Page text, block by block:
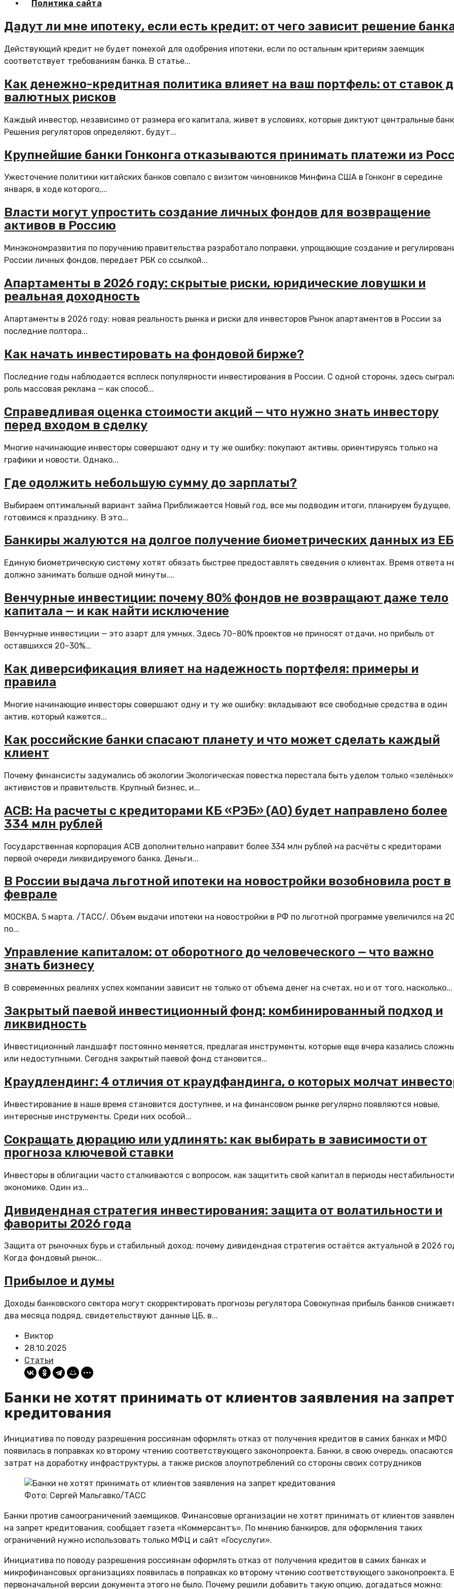
Политика сайта
Дадут ли мне ипотеку, если есть кредит: от чего зависит решение
Действующий кредит не будет помехой для одобрения ипотеки, если по остальным критериям заемщик
соответствует требованиям банка. В статье...
Как денежно-кредитная политика влияет на ваш портфель: от ставок
валютных рисков
Каждый инвестор, независимо от размера его капитала, живет в условиях, которые диктуют центральные
Решения регуляторов определяют, будут...
Крупнейшие банки Гонконга отказываются принимать платежи из
Ужесточение политики китайских банков совпало с визитом чиновников Минфина США в Гонконг в середине
января, в ходе которого,...
Власти могут упростить создание личных фондов для возвращение
активов в Россию
Минэкономразвития по поручению правительства разработало поправки, упрощающие создание и
России личных фондов, передает PБК со ссылкой...
Апартаменты в 2026 году: скрытые риски, юридические ловушки и
реальная доходность
Апартаменты в 2026 году: новая реальность рынка и риски для инвесторов Рынок апартаментов в России за
последние полтора...
Как начать инвестировать на фондовой бирже?
Последние годы наблюдается всплеск популярности инвестирования в России. С одной стороны, здесь
роль массовая реклама — как способ...
Справедливая оценка стоимости акций — что нужно знать инвестору
перед входом в сделку
Многие начинающие инвесторы совершают одну и ту же ошибку: покупают активы, ориентируясь только на
графики и новости. Однако...
Где одолжить небольшую сумму до зарплаты?
Выбираем оптимальный вариант займа Приближается Новый год, все мы подводим итоги, планируем будущее,
готовимся к празднику. В это...
Банкиры жалуются на долгое получение биометрических данных из
Единую биометрическую систему хотят обязать быстрее предоставлять сведения о клиентах. Время ответа
должно занимать больше одной минуты....
Венчурные инвестиции: почему 80% фондов не возвращают даже тело
капитала — и как найти исключение
Венчурные инвестиции — это азарт для умных. Здесь 70–80% проектов не приносят отдачи, но прибыль от
оставшихся 20–30%...
Как диверсификация влияет на надежность портфеля: примеры и
правила
Многие начинающие инвесторы совершают одну и ту же ошибку: вкладывают все свободные средства в один
актив, который кажется...
Как российские банки спасают планету и что может сделать каждый
клиент
Почему финансисты задумались об экологии Экологическая повестка перестала быть уделом только «зелёных»
активистов и правительств. Крупный бизнес, и...
АСВ: На расчеты с кредиторами КБ «РЭБ» (АО) будет направлено более
334 млн рублей
Государственная корпорация АСВ дополнительно направит более 334 млн рублей на расчёты с кредиторами
первой очереди ликвидируемого банка. Деньги...
В России выдача льготной ипотеки на новостройки возобновила рост в
феврале
МОСКВА, 5 марта. /ТАСС/. Объем выдачи ипотеки на новостройки в РФ по льготной программе увеличился на
по...
Управление капиталом: от оборотного до человеческого — что важно
знать бизнесу
В современных реалиях успех компании зависит не только от объема денег на счетах, но и от того, насколько...
Закрытый паевой инвестиционный фонд: комбинированный подход и
ликвидность
Инвестиционный ландшафт постоянно меняется, предлагая инструменты, которые еще вчера казались
или недоступными. Сегодня закрытый паевой фонд становится...
Краудлендинг: 4 отличия от краудфандинга, о которых молчат
Инвестирование в наше время становится доступнее, и на финансовом рынке регулярно появляются новые,
интересные инструменты. Среди них особой...
Сокращать дюрацию или удлинять: как выбирать в зависимости от
прогноза ключевой ставки
Инвесторы в облигации часто сталкиваются с вопросом, как защитить свой капитал в периоды
экономике. Один из...
Дивидендная стратегия инвестирования: защита от волатильности и
фавориты 2026 года
Защита от рыночных бурь и стабильный доход: почему дивидендная стратегия остаётся актуальной в 2026
Когда фондовый рынок...
Прибылое и думы
Доходы банковского сектора могут скорректировать прогнозы регулятора Совокупная прибыль банков
два месяца подряд, свидетельствуют данные ЦБ, в...
Виктор
28.10.2025
Статьи
Банки не хотят принимать от клиентов заявления на запрет
кредитования
Инициатива по поводу разрешения россиянам оформлять отказ от получения кредитов в самих банках и МФО
появилась в поправках ко второму чтению соответствующего законопроекта. Банки, в свою очередь, опасаются
затрат на доработку инфраструктуры, а также рисков злоупотреблений со стороны своих сотрудников
Фото: Сергей Мальгавко/ТАСС
Банки против самоограничений заемщиков. Финансовые организации не хотят принимать от клиентов
на запрет кредитования, сообщает газета «Коммерсантъ». По мнению банкиров, для оформления таких
ограничений нужно использовать только МФЦ и сайт «Госуслуги».
Инициатива по поводу разрешения россиянам оформлять отказ от получения кредитов в самих банках и
микрофинансовых организациях появилась в поправках ко второму чтению соответствующего законопроекта.
первоначальной версии документа этого не было. Почему решили добавить такую опцию, догадаться можно: